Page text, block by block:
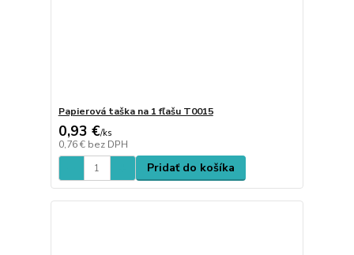
Papierová taška na 1 fľašu T0015
0,93 €/ks
0,76 € bez DPH
Pridať do košíka